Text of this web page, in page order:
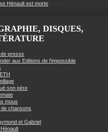
Hénault est morte
DISQUES,
presse
aux Editions de l'impossible
son père
mous
de chansons
et Gabriel